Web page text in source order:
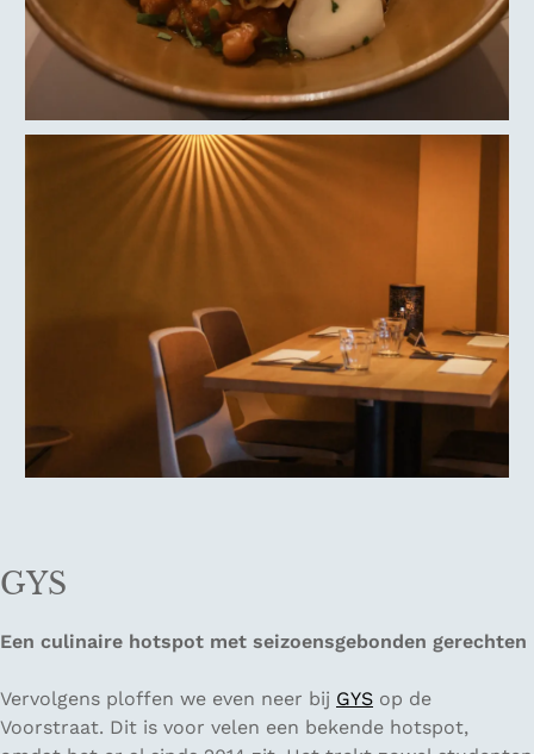
GYS
Een culinaire hotspot met seizoensgebonden gerechten
Vervolgens ploffen we even neer bij GYS op de
Voorstraat. Dit is voor velen een bekende hotspot,